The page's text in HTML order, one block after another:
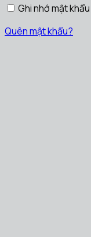
Ghi nhớ mật khẩu
Quên mật khẩu?